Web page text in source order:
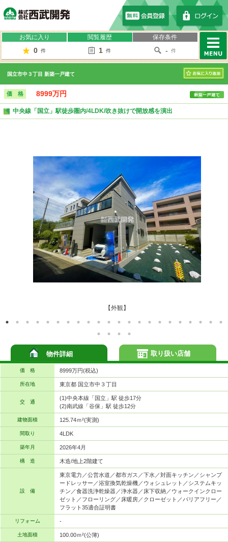
お気に入り
0 件
閲覧履歴
1 件
保存条件
- 件
MENU
国立市中３丁目 新築一戸建て
お気に入り
価 格 8999万円
中央線「国立」駅徒歩圏内/4LDK/吹き抜けで開放感を演出
【外観】
物件詳細
価 格 8999万円(税込)
所在地 東京都 国立市中３丁目
交 通
(1)中央本線「国立」駅 徒歩17分
(2)南武線「谷保」駅 徒歩12分
建物面積 125.74ｍ²(実測)
間取り 4LDK
築年月 2026年4月
構 造 木造/地上2階建て
設 備
東京電力／公営水道／都市ガス／下水／対面キッチン／シャンプ
ードレッサー／浴室換気乾燥機／ウォシュレット／システムキッ
チン／食器洗浄乾燥器／浄水器／床下収納／ウォークインクロー
ゼット／フローリング／床暖房／クローゼット／バリアフリー／
フラット35適合証明書
リフォーム -
土地面積 100.00ｍ²(公簿)
取り扱い店舗